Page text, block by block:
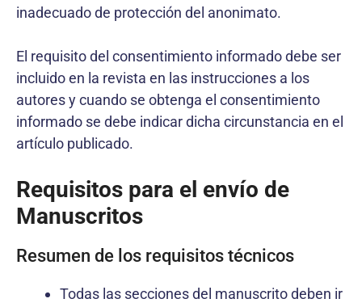
inadecuado de protección del anonimato.
El requisito del consentimiento informado debe ser
incluido en la revista en las instrucciones a los
autores y cuando se obtenga el consentimiento
informado se debe indicar dicha circunstancia en el
artículo publicado.
Requisitos para el envío de
Manuscritos
Resumen de los requisitos técnicos
Todas las secciones del manuscrito deben ir